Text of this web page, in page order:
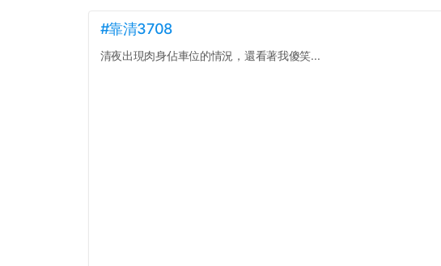
#靠清3708
清夜出現肉身佔車位的情況，還看著我傻笑...